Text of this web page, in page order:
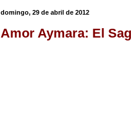
domingo, 29 de abril de 2012
Amor Aymara: El